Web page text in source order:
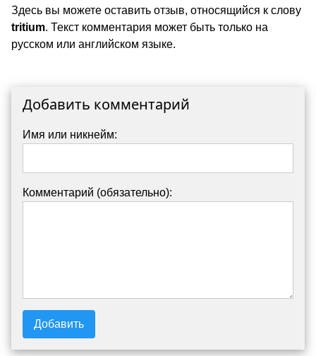
Здесь вы можете оставить отзыв, относящийся к слову
tritium. Текст комментария может быть только на
русском или английском языке.
Добавить комментарий
Имя или никнейм:
Комментарий (обязательно):
Добавить